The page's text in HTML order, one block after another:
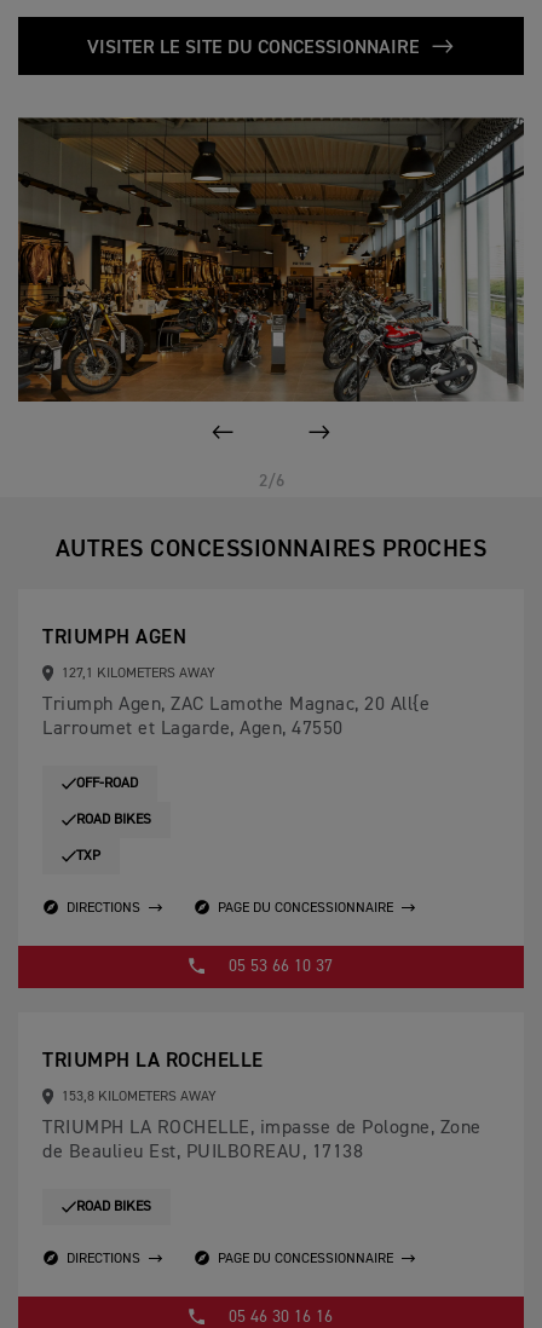
VISITER LE SITE DU CONCESSIONNAIRE
2/6
AUTRES CONCESSIONNAIRES PROCHES
TRIUMPH AGEN
127,1 KILOMETERS AWAY
Triumph Agen, ZAC Lamothe Magnac, 20 All{e
Larroumet et Lagarde, Agen, 47550
OFF-ROAD
ROAD BIKES
TXP
DIRECTIONS PAGE DU CONCESSIONNAIRE
05 53 66 10 37
TRIUMPH LA ROCHELLE
153,8 KILOMETERS AWAY
TRIUMPH LA ROCHELLE, impasse de Pologne, Zone
de Beaulieu Est, PUILBOREAU, 17138
ROAD BIKES
DIRECTIONS PAGE DU CONCESSIONNAIRE
05 46 30 16 16